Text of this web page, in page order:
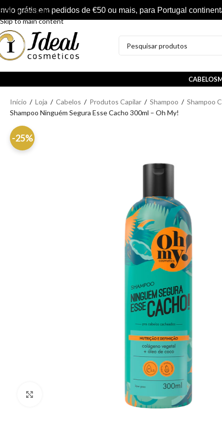
Skip to navigation
Skip to main content
grátis em pedidos de €50 ou mais, para Portugal
CABELOS
Início / Loja / Cabelos / Produtos Capilar / Shampoo / Shampoo
Shampoo Ninguém Segura Esse Cacho 300ml – Oh My!
-25%